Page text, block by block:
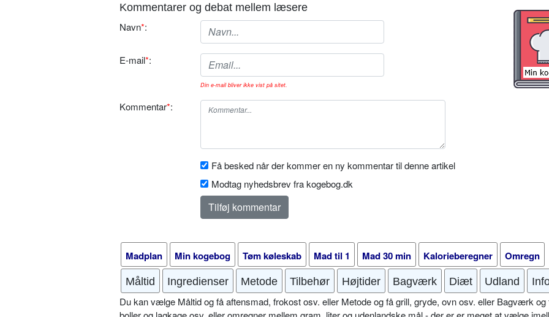
Kommentarer og debat mellem læsere
Navn*:
E-mail*:
Din e-mail bliver ikke vist på sitet.
Kommentar*:
Få besked når der kommer en ny kommentar til denne artikel
Modtag nyhedsbrev fra kogebog.dk
Madplan Min kogebog Tøm køleskab Mad til 1 Mad 30 min Kalorieberegner Omregn
Måltid Ingredienser Metode Tilbehør Højtider Bagværk Diæt Udland
Du kan vælge Måltid og få aftensmad, frokost osv. eller Metode og få grill, gryde, ovn osv. eller Bagværk og